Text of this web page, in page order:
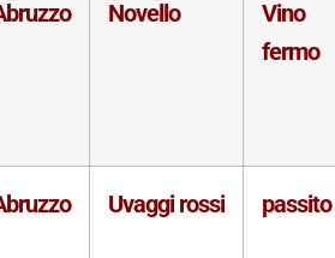
Novello
Vino
fermo
Uvaggi rossi passito